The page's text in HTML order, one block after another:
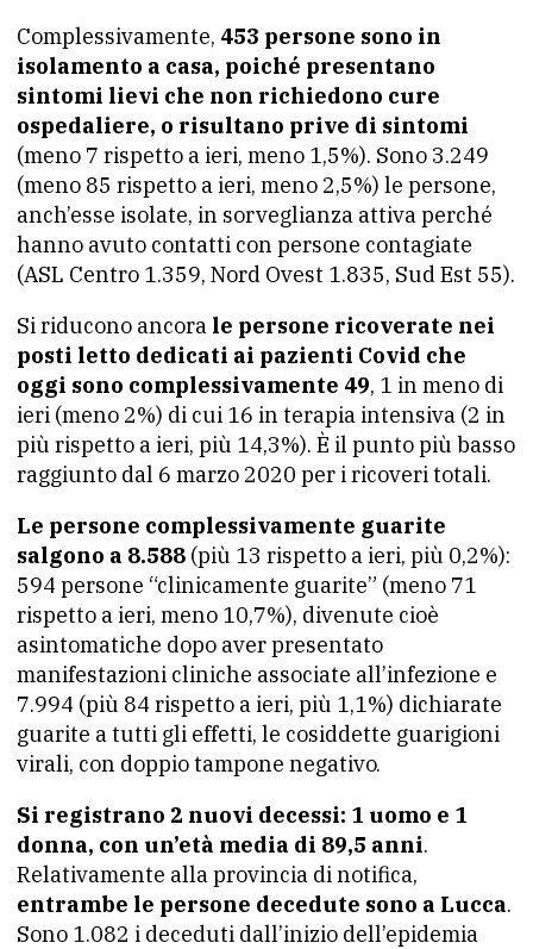
Complessivamente, 453 persone sono in
isolamento a casa, poiché presentano
sintomi lievi che non richiedono cure
ospedaliere, o risultano prive di sintomi
(meno 7 rispetto a ieri, meno 1,5%). Sono 3.249
(meno 85 rispetto a ieri, meno 2,5%) le persone,
anch’esse isolate, in sorveglianza attiva perché
hanno avuto contatti con persone contagiate
(ASL Centro 1.359, Nord Ovest 1.835, Sud Est 55).
Si riducono ancora le persone ricoverate nei
posti letto dedicati ai pazienti Covid che
oggi sono complessivamente 49, 1 in meno di
ieri (meno 2%) di cui 16 in terapia intensiva (2 in
più rispetto a ieri, più 14,3%). È il punto più basso
raggiunto dal 6 marzo 2020 per i ricoveri totali.
Le persone complessivamente guarite
salgono a 8.588 (più 13 rispetto a ieri, più 0,2%):
594 persone “clinicamente guarite” (meno 71
rispetto a ieri, meno 10,7%), divenute cioè
asintomatiche dopo aver presentato
manifestazioni cliniche associate all’infezione e
7.994 (più 84 rispetto a ieri, più 1,1%) dichiarate
guarite a tutti gli effetti, le cosiddette guarigioni
virali, con doppio tampone negativo.
Si registrano 2 nuovi decessi: 1 uomo e 1
donna, con un’età media di 89,5 anni.
Relativamente alla provincia di notifica,
entrambe le persone decedute sono a Lucca.
Sono 1.082 i deceduti dall’inizio dell’epidemia